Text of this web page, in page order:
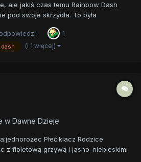
ale jakiś czas temu Rainbow Dash
pod swoje skrzydła. To była
a powiedziała to przecież!
tyle z tego wyszło. Nie czuję się...
1
(i 1 więcej)
w Dawne Dzieje
Płeć:klacz Rodzice
z fioletową grzywą i jasno-niebieskimi